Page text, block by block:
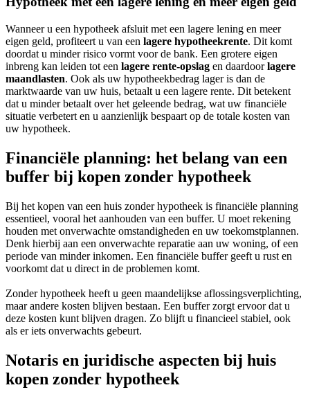
Wanneer u een hypotheek afsluit met een lagere lening en meer
eigen geld, profiteert u van een lagere hypotheekrente. Dit komt
doordat u minder risico vormt voor de bank. Een grotere eigen
inbreng kan leiden tot een lagere rente-opslag en daardoorlagere
maandlasten. Ook als uw hypotheekbedrag lager is dan de
marktwaarde van uw huis, betaalt u een lagere rente. Dit betekent
dat u minder betaalt over het geleende bedrag, wat uw financiële
situatie verbetert en u aanzienlijk bespaart op de totale kosten van
uw hypotheek.
Financiële planning: het belang van een
buffer bij kopen zonder hypotheek
Bij het kopen van een huis zonder hypotheek is financiële planning
essentieel, vooral het aanhouden van een buffer. U moet rekening
houden met onverwachte omstandigheden en uw toekomstplannen.
Denk hierbij aan een onverwachte reparatie aan uw woning, of een
periode van minder inkomen. Een financiële buffer geeft u rust en
voorkomt dat u direct in de problemen komt.
Zonder hypotheek heeft u geen maandelijkse aflossingsverplichting,
maar andere kosten blijven bestaan. Een buffer zorgt ervoor dat u
deze kosten kunt blijven dragen. Zo blijft u financieel stabiel, ook
als er iets onverwachts gebeurt.
Notaris en juridische aspecten bij huis
kopen zonder hypotheek